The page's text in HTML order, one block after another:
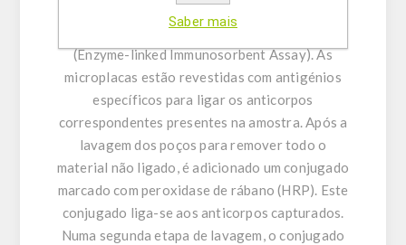
imunenzimática qualitativa de anticorpos
específicos baseia-se na técnica ELISA
(Enzyme-linked Immunosorbent Assay). As
microplacas estão revestidas com antigénios
específicos para ligar os anticorpos
correspondentes presentes na amostra. Após a
lavagem dos poços para remover todo o
material não ligado, é adicionado um conjugado
marcado com peroxidase de rábano (HRP). Este
conjugado liga-se aos anticorpos capturados.
Numa segunda etapa de lavagem, o conjugado
Saber mais